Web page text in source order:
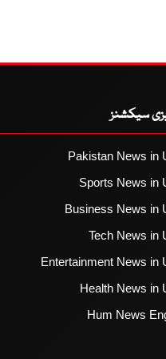
سیکشنز
Pakistan News in
Sports News in
Business News in
Tech News in
Entertainment News in
Health News in
Hum News